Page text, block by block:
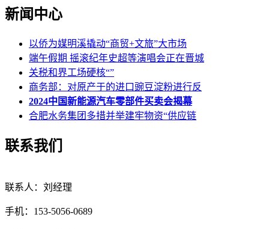
新闻中心
以侨为媒明溪撬动“商贸+文旅”大市场
端午假期 摇滚纪年史超等演唱会正在晋城
关税和界工场硬核“”
商务部：对原产于的进口豌豆淀粉进行反
2024中国新能源汽车零部件买卖会揭幕
合肥水务集团多措并举建牢物资“供应链
联系我们
联系人：刘经理
手机：153-5056-0689